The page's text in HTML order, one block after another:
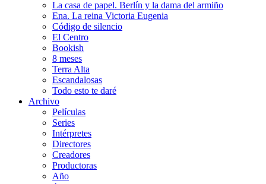
La casa de papel. Berlín y la dama del armiño
Ena. La reina Victoria Eugenia
Código de silencio
El Centro
Bookish
8 meses
Terra Alta
Escandalosas
Todo esto te daré
Archivo
Películas
Series
Intérpretes
Directores
Creadores
Productoras
Año